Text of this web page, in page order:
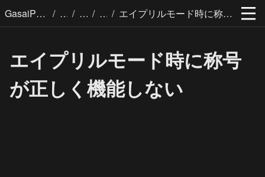
GasaiPages / / / / エイプリルモード時に称号が正しく機能しない
エイプリルモード時に称号
が正しく機能しない